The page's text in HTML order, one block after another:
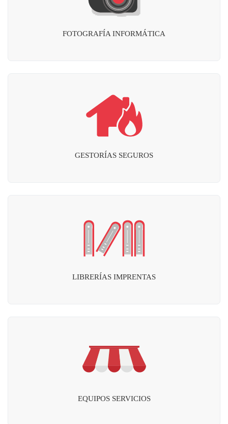
FOTOGRAFÍA INFORMÁTICA
GESTORÍAS SEGUROS
LIBRERÍAS IMPRENTAS
EQUIPOS SERVICIOS